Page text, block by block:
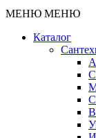
МЕНЮ МЕНЮ
Каталог